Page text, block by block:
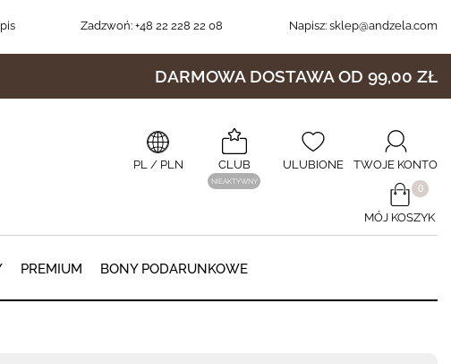
Zadzwoń: +48 22 228 22 08 Napisz: sklep@andzela.com
DARMOWA DOSTAWA OD 99,00 ZŁ
PL/ PLN CLUB
NIEAKTYWNY
ULUBIONE TWOJE KONTO
​0
MÓJ KOSZYK
PREMIUM BONY PODARUNKOWE